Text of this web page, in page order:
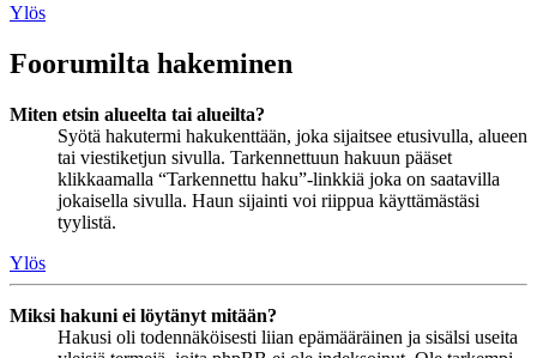
Ylös
Foorumilta hakeminen
Miten etsin alueelta tai alueilta?
Syötä hakutermi hakukenttään, joka sijaitsee etusivulla, alueen
tai viestiketjun sivulla. Tarkennettuun hakuun pääset
klikkaamalla “Tarkennettu haku”-linkkiä joka on saatavilla
jokaisella sivulla. Haun sijainti voi riippua käyttämästäsi
tyylistä.
Ylös
Miksi hakuni ei löytänyt mitään?
Hakusi oli todennäköisesti liian epämääräinen ja sisälsi useita